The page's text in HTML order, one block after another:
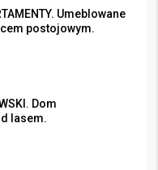
Umeblowane
postojowym.
Dom
lasem.